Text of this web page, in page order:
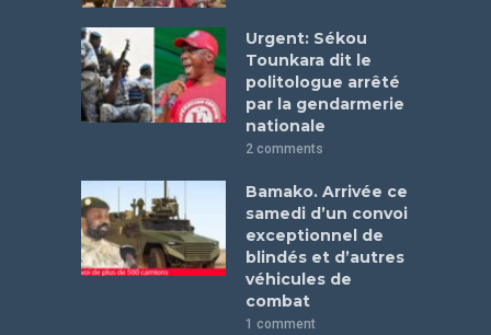
Urgent: Sékou
Tounkara dit le
politologue arrêté
par la gendarmerie
nationale
2 comments
Bamako. Arrivée ce
samedi d’un convoi
exceptionnel de
blindés et d’autres
véhicules de
combat
1 comment